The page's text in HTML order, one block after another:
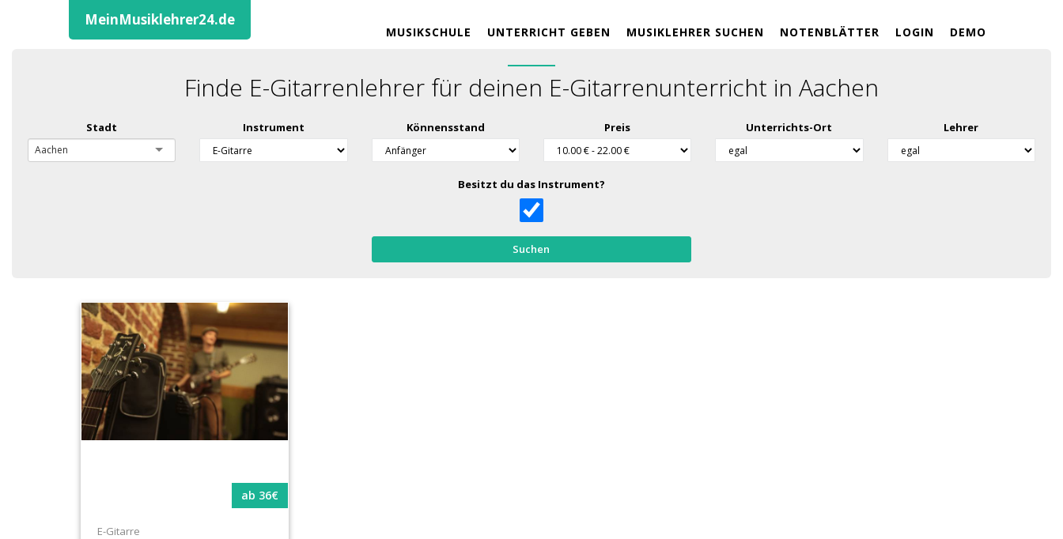
MeinMusiklehrer24.de
MUSIKSCHULE UNTERRICHT GEBEN MUSIKLEHRER SUCHEN NOTENBLÄTTER LOGIN DEMO
Finde E-Gitarrenlehrer für deinen E-Gitarrenunterricht in Aachen
Stadt
Aachen
Instrument Könnensstand Preis Unterrichts-Ort Lehrer
Besitzt du das Instrument?
Suchen
ab 36€
E-Gitarre